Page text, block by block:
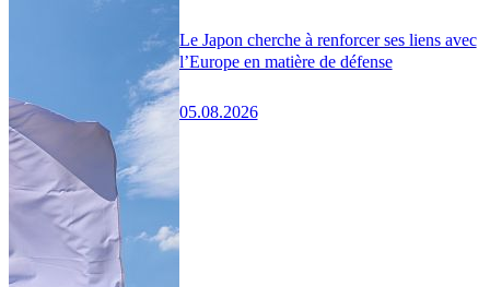
Le Japon cherche à renforcer ses liens avec
l’Europe en matière de défense
05.08.2026